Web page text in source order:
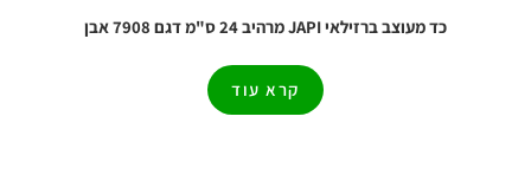
כד מעוצב ברזילאי JAPI מרהיב 24 ס"מ דגם 7908 אבן
קרא עוד